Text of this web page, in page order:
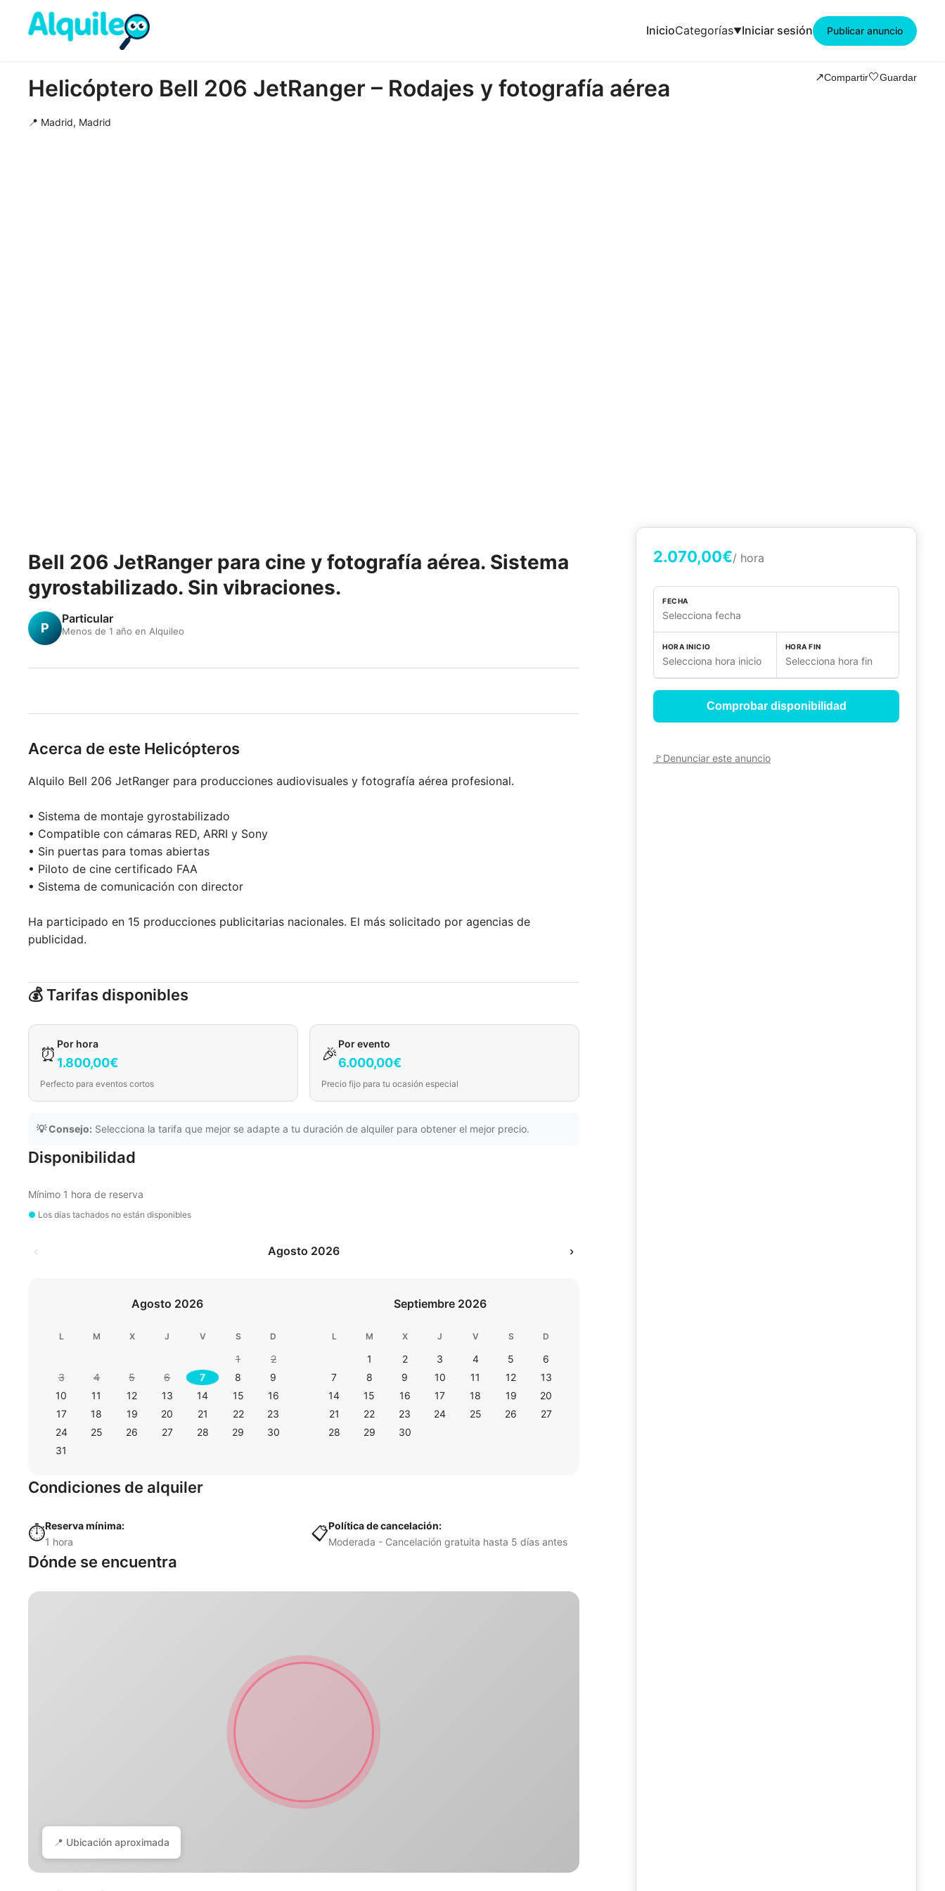
InicioCategorías Iniciar sesión Publicar anuncio
Helicóptero Bell 206 JetRanger – Rodajes y fotografía aérea ↗️Compartir🤍Guardar
📍 Madrid, Madrid
Bell 206 JetRanger para cine y fotografía aérea. Sistema
gyrostabilizado. Sin vibraciones.
P
Particular
Menos de 1 año en Alquileo
Acerca de este Helicópteros
Alquilo Bell 206 JetRanger para producciones audiovisuales y fotografía aérea profesional.
• Sistema de montaje gyrostabilizado
• Compatible con cámaras RED, ARRI y Sony
• Sin puertas para tomas abiertas
• Piloto de cine certificado FAA
• Sistema de comunicación con director
Ha participado en 15 producciones publicitarias nacionales. El más solicitado por agencias de
publicidad.
💰 Tarifas disponibles
⏰
Por hora
1.800,00€
Perfecto para eventos cortos
🎉
Por evento
6.000,00€
Precio fijo para tu ocasión especial
💡 Consejo: Selecciona la tarifa que mejor se adapte a tu duración de alquiler para obtener el mejor precio.
Disponibilidad
Mínimo 1 hora de reserva
● Los días tachados no están disponibles
‹ Agosto 2026 ›
Agosto 2026
L M X J V S D
1
2
3
4 5 6 7 8
9
10
11 12 13 14 15
16
17
18 19 20 21 22
23
24
25 26 27 28 29
30
31
Septiembre 2026
L M X J V S D
1 2 3 4 5
6
7
8 9 10 11 12
13
14
15 16 17 18 19
20
21
22 23 24 25 26
27
28
29 30
Condiciones de alquiler
⏱️Reserva mínima:
1 hora
📋Política de cancelación:
Moderada - Cancelación gratuita hasta 5 días antes
Dónde se encuentra
📍 Ubicación aproximada
2.070,00€/ hora
FECHA
Selecciona fecha
HORA INICIO
Selecciona hora inicio
HORA FIN
Selecciona hora fin
Comprobar disponibilidad
🚩Denunciar este anuncio